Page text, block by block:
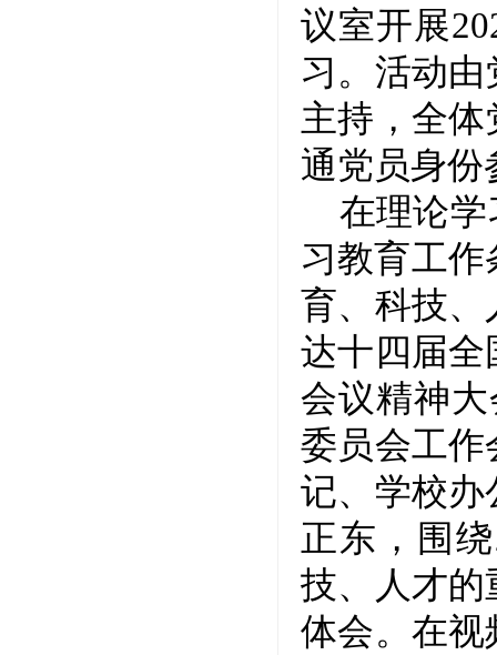
议室开展
习。活动
主持，全
通党员身份
在理论
习教育工作
育、科技、
达十四届全
会议精神
委员会工作
记、学校办
正东，围
技、人才的
体会。在视